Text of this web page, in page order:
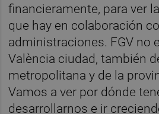
financieramente, para ver
que hay en colaboración
administraciones. FGV no
València ciudad, también
metropolitana y de la
Vamos a ver por dónde
desarrollarnos e ir